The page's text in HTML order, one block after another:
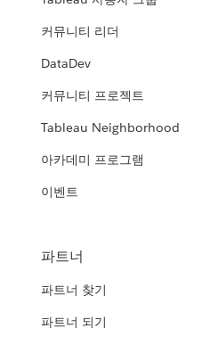
커뮤니티 리더
DataDev
커뮤니티 프로젝트
Tableau Neighborhood
아카데미 프로그램
이벤트
파트너
파트너 찾기
파트너 되기